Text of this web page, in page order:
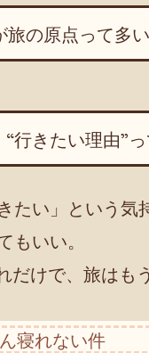
の原点って多
行きたい理由”
たい」という気
いい。
けで、旅はも
寝れない件